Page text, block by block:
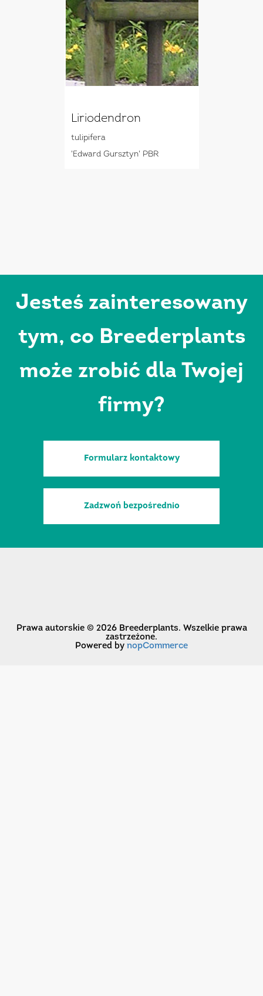
Liriodendron
tulipifera
'Edward Gursztyn' PBR
Jesteś zainteresowany
tym, co Breederplants
może zrobić dla Twojej
firmy?
Formularz kontaktowy
Zadzwoń bezpośrednio
Prawa autorskie © 2026 Breederplants. Wszelkie prawa
zastrzeżone.
Powered by nopCommerce